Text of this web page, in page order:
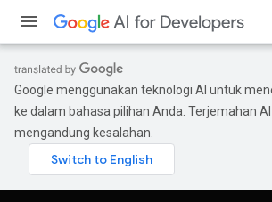
Google menggunakan teknologi AI untuk
ke dalam bahasa pilihan Anda. Terjemahan
mengandung kesalahan.